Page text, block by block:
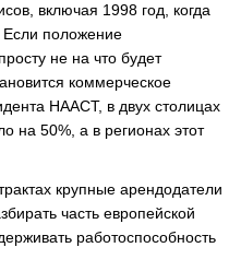
включая 1998 год, когда
Если положение
не на что будет
коммерческое
НААСТ, в двух столицах
на 50%, а в регионах этот
крупные арендодатели
часть европейской
работоспособность